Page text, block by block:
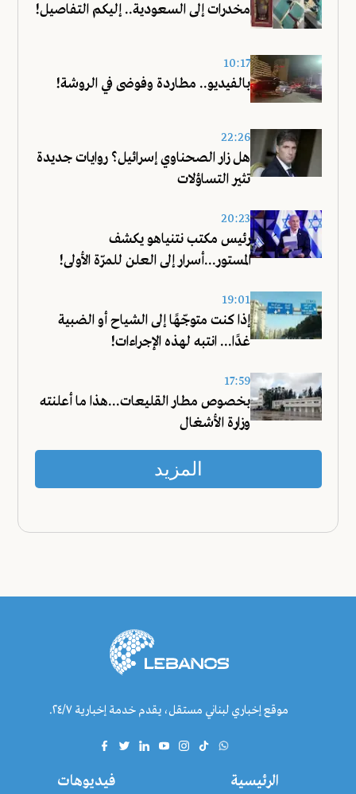
مخدرات إلى السعودية.. إليكم التفاصيل!
10:17
بالفيديو.. مطاردة وفوضى في الروشة!
22:26
هل زار الصحناوي إسرائيل؟ روايات جديدة
تثير التساؤلات
20:23
رئيس مكتب نتنياهو يكشف
المستور...أسرار إلى العلن للمرّة الأولى!
19:01
إذا كنت متوجّهًا إلى الشياح أو الضبية
غدًا... انتبه لهذه الإجراءات!
17:59
بخصوص مطار القليعات...هذا ما أعلنته
وزارة الأشغال
المزيد
موقع إخباري لبناني مستقل، يقدم خدمة إخبارية ٢٤/٧.
الرئيسية فيديوهات